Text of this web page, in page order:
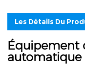
Les Détails Du
Équipement
automatique